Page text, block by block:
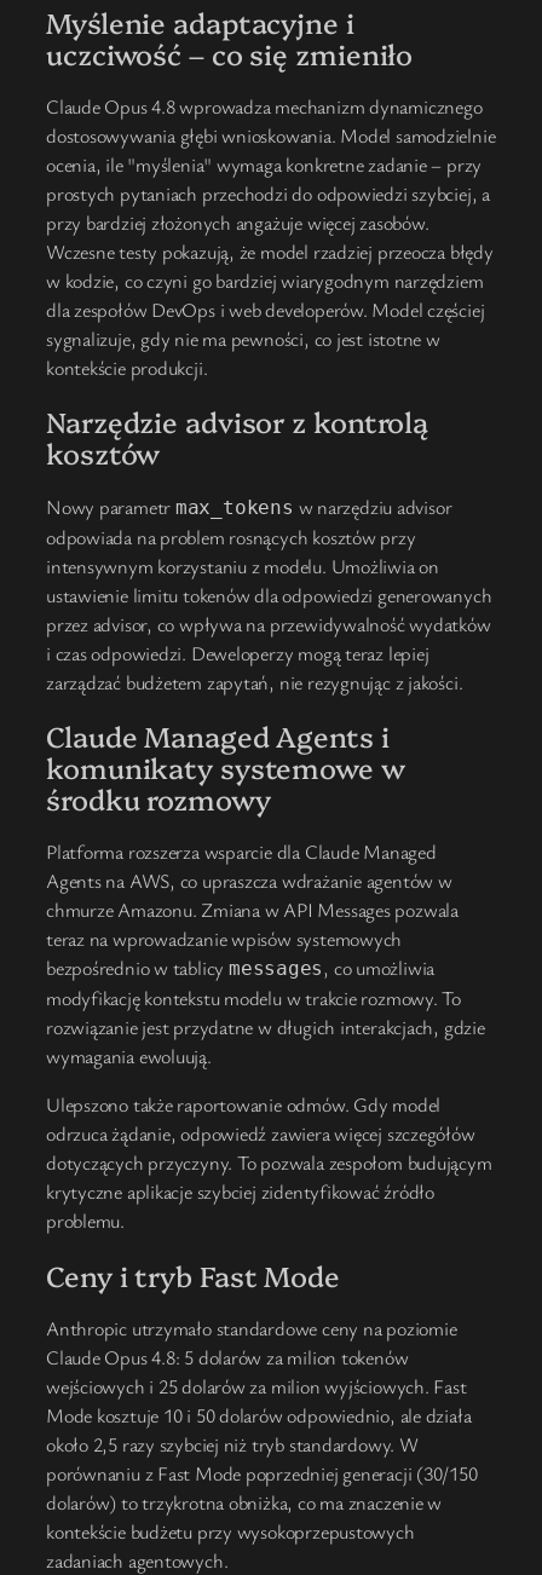
Myślenie adaptacyjne i
uczciwość – co się zmieniło
Claude Opus 4.8 wprowadza mechanizm dynamicznego
dostosowywania głębi wnioskowania. Model samodzielnie
ocenia, ile "myślenia" wymaga konkretne zadanie – przy
prostych pytaniach przechodzi do odpowiedzi szybciej, a
przy bardziej złożonych angażuje więcej zasobów.
Wczesne testy pokazują, że model rzadziej przeocza błędy
w kodzie, co czyni go bardziej wiarygodnym narzędziem
dla zespołów DevOps i web developerów. Model częściej
sygnalizuje, gdy nie ma pewności, co jest istotne w
kontekście produkcji.
Narzędzie advisor z kontrolą
kosztów
Nowy parametr max_tokens w narzędziu advisor
odpowiada na problem rosnących kosztów przy
intensywnym korzystaniu z modelu. Umożliwia on
ustawienie limitu tokenów dla odpowiedzi generowanych
przez advisor, co wpływa na przewidywalność wydatków
i czas odpowiedzi. Deweloperzy mogą teraz lepiej
zarządzać budżetem zapytań, nie rezygnując z jakości.
Claude Managed Agents i
komunikaty systemowe w
środku rozmowy
Platforma rozszerza wsparcie dla Claude Managed
Agents na AWS, co upraszcza wdrażanie agentów w
chmurze Amazonu. Zmiana w API Messages pozwala
teraz na wprowadzanie wpisów systemowych
bezpośrednio w tablicy messages, co umożliwia
modyfikację kontekstu modelu w trakcie rozmowy. To
rozwiązanie jest przydatne w długich interakcjach, gdzie
wymagania ewoluują.
Ulepszono także raportowanie odmów. Gdy model
odrzuca żądanie, odpowiedź zawiera więcej szczegółów
dotyczących przyczyny. To pozwala zespołom budującym
krytyczne aplikacje szybciej zidentyfikować źródło
problemu.
Ceny i tryb Fast Mode
Anthropic utrzymało standardowe ceny na poziomie
Claude Opus 4.8: 5 dolarów za milion tokenów
wejściowych i 25 dolarów za milion wyjściowych. Fast
Mode kosztuje 10 i 50 dolarów odpowiednio, ale działa
około 2,5 razy szybciej niż tryb standardowy. W
porównaniu z Fast Mode poprzedniej generacji (30/150
dolarów) to trzykrotna obniżka, co ma znaczenie w
kontekście budżetu przy wysokoprzepustowych
zadaniach agentowych.